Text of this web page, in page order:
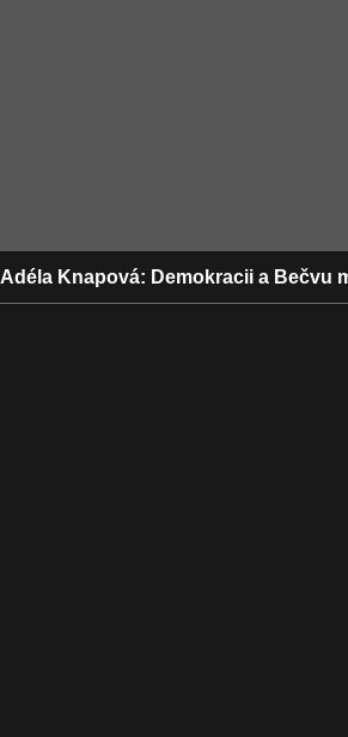
Adéla Knapová: Demokracii a Bečvu